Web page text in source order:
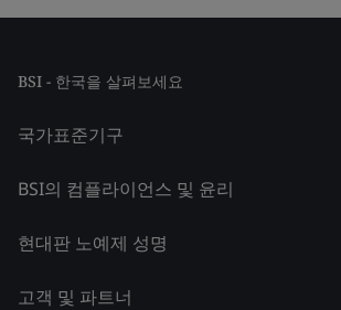
BSI - 한국을 살펴보세요
국가표준기구
BSI의 컴플라이언스 및 윤리
현대판 노예제 성명
고객 및 파트너